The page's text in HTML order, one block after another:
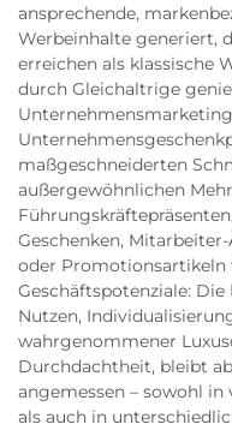
ansprechende,
Werbeinhalte generiert,
erreichen als klassische
durch Gleichaltrige
maßgeschneiderten
außergewöhnlichen
Geschenken,
oder
Geschäftspotenziale:
Nutzen,
wahrgenommener
Durchdachtheit, bleibt
angemessen – sowohl
als auch in